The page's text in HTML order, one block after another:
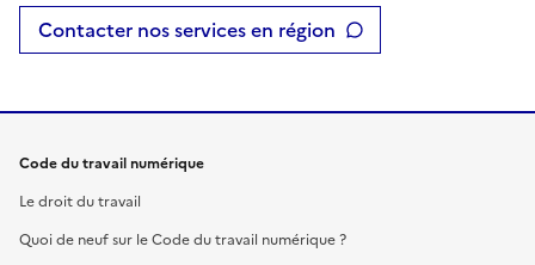
Contacter nos services en région
Code du travail numérique
Le droit du travail
Quoi de neuf sur le Code du travail numérique ?